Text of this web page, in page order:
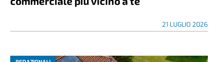
21 LUGLIO 2026